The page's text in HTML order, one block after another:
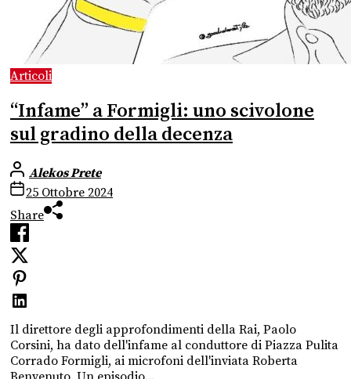
Articoli
“Infame” a Formigli: uno scivolone
sul gradino della decenza
Alekos Prete
25 Ottobre 2024
Share
Il direttore degli approfondimenti della Rai, Paolo
Corsini, ha dato dell'infame al conduttore di Piazza Pulita
Corrado Formigli, ai microfoni dell'inviata Roberta